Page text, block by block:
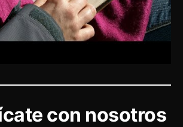
con nosotros